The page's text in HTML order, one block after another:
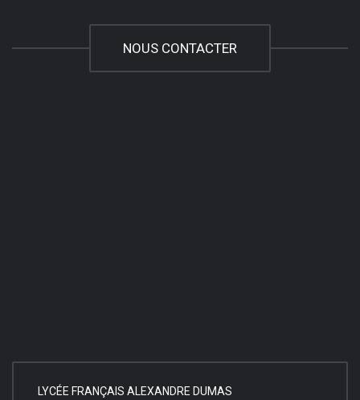
NOUS CONTACTER
LYCÉE FRANÇAIS ALEXANDRE DUMAS